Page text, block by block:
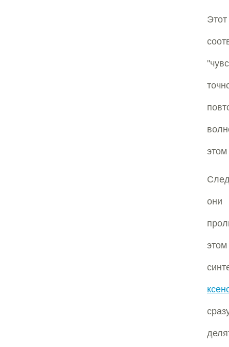
этом
они